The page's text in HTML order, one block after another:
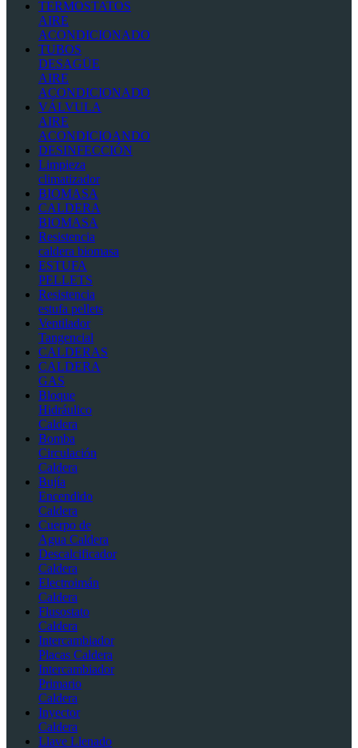
TERMOSTATOS
AIRE
ACONDICIONADO
TUBOS
DESAGÜE
AIRE
ACONDICIONADO
VÁLVULA
AIRE
ACONDICIOANDO
DESINFECCIÓN
Limpieza
climatizador
BIOMASA
CALDERA
BIOMASA
Resistencia
caldera biomasa
ESTUFA
PELLETS
Resistencia
estufa pellets
Ventilador
Tangencial
CALDERAS
CALDERA
GAS
Bloque
Hidráulico
Caldera
Bomba
Circulación
Caldera
Bujía
Encendido
Caldera
Cuerpo de
Agua Caldera
Descalcificador
Caldera
Electroimán
Caldera
Flusostato
Caldera
Intercambiador
Placas Caldera
Intercambiador
Primario
Caldera
Inyector
Caldera
Llave Llenado